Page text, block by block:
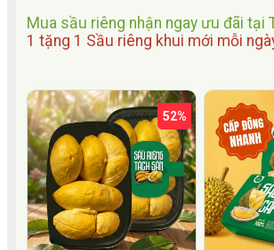
Mua sầu riêng nhận ngay ưu đãi tại
1 tặng 1 Sầu riêng khui mới mỗi
52%